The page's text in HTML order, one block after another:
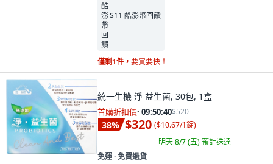
$11 酷澎幣回饋
僅剩1件， 要買要快！
統一生機 淨 益生菌, 30包, 1盒
首購折扣價· 09:50:38$520
38% $320 ($10.67/1錠)
明天 8/7 (五)預計送達
免運 ∙ 免費退貨